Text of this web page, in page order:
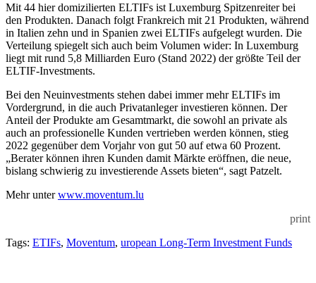
Mit 44 hier domizilierten ELTIFs ist Luxemburg Spitzenreiter bei
den Produkten. Danach folgt Frankreich mit 21 Produkten, während
in Italien zehn und in Spanien zwei ELTIFs aufgelegt wurden. Die
Verteilung spiegelt sich auch beim Volumen wider: In Luxemburg
liegt mit rund 5,8 Milliarden Euro (Stand 2022) der größte Teil der
ELTIF-Investments.
Bei den Neuinvestments stehen dabei immer mehr ELTIFs im
Vordergrund, in die auch Privatanleger investieren können. Der
Anteil der Produkte am Gesamtmarkt, die sowohl an private als
auch an professionelle Kunden vertrieben werden können, stieg
2022 gegenüber dem Vorjahr von gut 50 auf etwa 60 Prozent.
„Berater können ihren Kunden damit Märkte eröffnen, die neue,
bislang schwierig zu investierende Assets bieten“, sagt Patzelt.
Mehr unterwww.moventum.lu
print
Tags: ETIFs, Moventum, uropean Long-Term Investment Funds